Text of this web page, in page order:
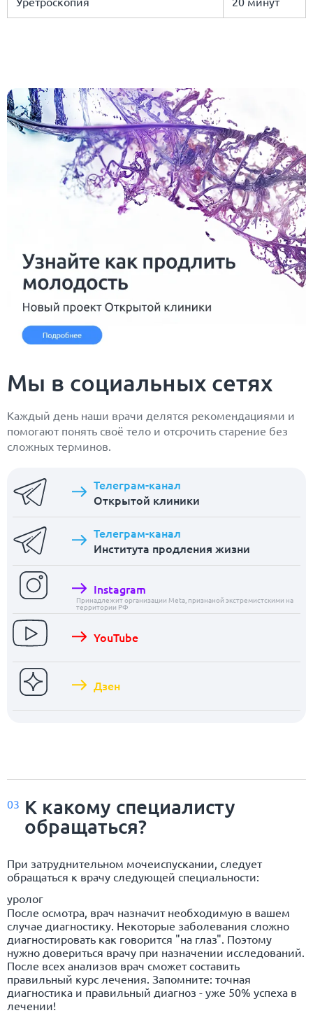
Мы в социальных сетях
Каждый день наши врачи делятся рекомендациями и
помогают понять своё тело и отсрочить старение без
сложных терминов.
Телеграм-канал
Открытой клиники
Телеграм-канал
Института продления жизни
Instagram
Принадлежит организации Meta, признаной экстремистскими на
территории РФ
YouTube
Дзен
03 К какому специалисту
обращаться?
При затруднительном мочеиспускании, следует
обращаться к врачу следующей специальности:
уролог
После осмотра, врач назначит необходимую в вашем
случае диагностику. Некоторые заболевания сложно
диагностировать как говорится "на глаз". Поэтому
нужно довериться врачу при назначении исследований.
После всех анализов врач сможет составить
правильный курс лечения. Запомните: точная
диагностика и правильный диагноз - уже 50% успеха в
лечении!